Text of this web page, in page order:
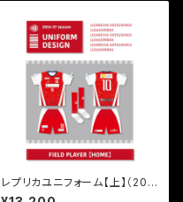
レプリカユニフォーム【上】（202
6-2027／FP HOME）